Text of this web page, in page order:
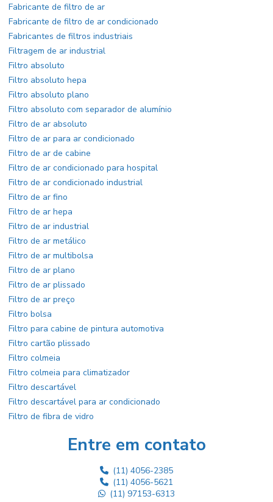
Fabricante de filtro de ar
Fabricante de filtro de ar condicionado
Fabricantes de filtros industriais
Filtragem de ar industrial
Filtro absoluto
Filtro absoluto hepa
Filtro absoluto plano
Filtro absoluto com separador de alumínio
Filtro de ar absoluto
Filtro de ar para ar condicionado
Filtro de ar de cabine
Filtro de ar condicionado para hospital
Filtro de ar condicionado industrial
Filtro de ar fino
Filtro de ar hepa
Filtro de ar industrial
Filtro de ar metálico
Filtro de ar multibolsa
Filtro de ar plano
Filtro de ar plissado
Filtro de ar preço
Filtro bolsa
Filtro para cabine de pintura automotiva
Filtro cartão plissado
Filtro colmeia
Filtro colmeia para climatizador
Filtro descartável
Filtro descartável para ar condicionado
Filtro de fibra de vidro
Filtro hepa ar condicionado
Entre em contato
(11) 4056-2385
(11) 4056-5621
(11) 97153-6313